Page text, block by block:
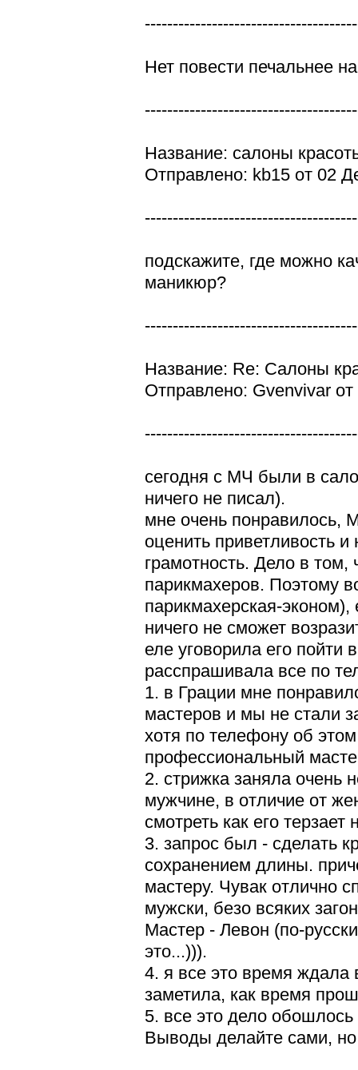
Нет повести печальнее
Название: салоны
Отправлено: kb15 от 02
подскажите, где можно
маникюр?
Название: Re: Салоны
Отправлено: Gvenvivar
сегодня с МЧ были в
ничего не писал).
мне очень понравилось,
оценить приветливость и
грамотность. Дело в
парикмахеров. Поэтому
парикмахерская-эконом),
ничего не сможет
еле уговорила его
расспрашивала все по
1. в Грации мне
мастеров и мы не стали
хотя по телефону об
профессиональный
2. стрижка заняла очень
мужчине, в отличие от
смотреть как его
3. запрос был - сделать
сохранением длины.
мастеру. Чувак отлично
мужски, безо всяких
Мастер - Левон (по-
это...))).
4. я все это время
заметила, как время
5. все это дело
Выводы делайте сами, но